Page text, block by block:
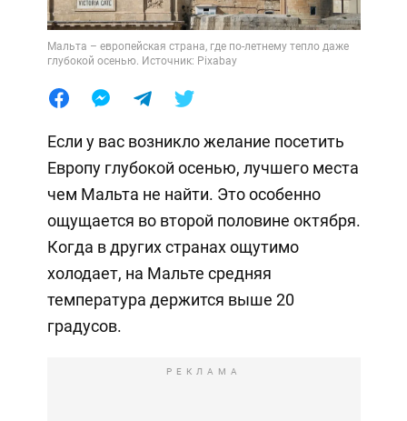
Мальта – европейская страна, где по-летнему тепло даже
глубокой осенью. Источник: Pixabay
Если у вас возникло желание посетить
Европу глубокой осенью, лучшего места
чем Мальта не найти. Это особенно
ощущается во второй половине октября.
Когда в других странах ощутимо
холодает, на Мальте средняя
температура держится выше 20
градусов.
РЕКЛАМА